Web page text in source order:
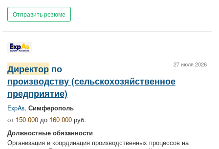
Отправить резюме
27 июля 2026
Директор по
производству (сельскохозяйственное
предприятие)
ExpAs, Симферополь
от 150 000 до 160 000 руб.
Должностные обязанности
Организация и координация производственных процессов на